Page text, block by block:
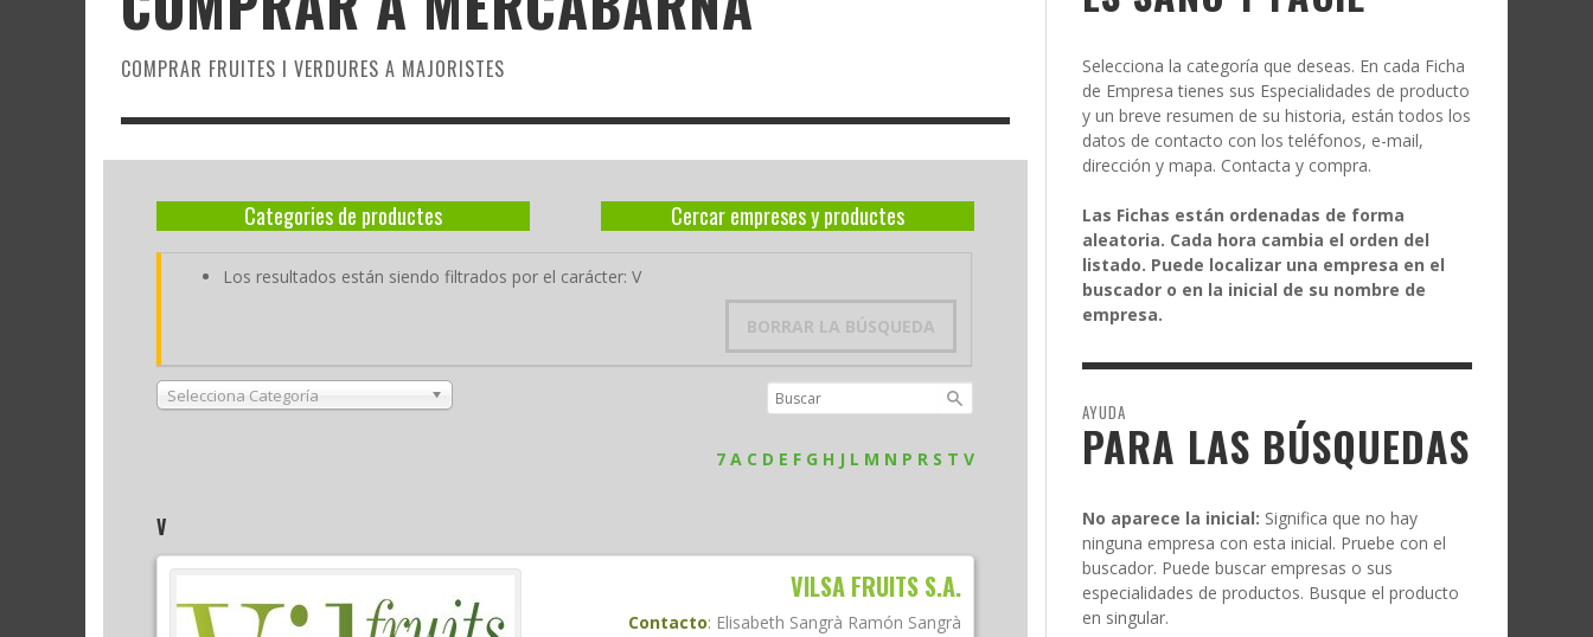
COMPRAR FRUITES I VERDURES A MAJORISTES
Categories de productes Cercar empreses y productes
Los resultados están siendo filtrados por el carácter: V
BORRAR LA BÚSQUEDA
Selecciona Categoría
7 A C D E F G H J L M N P R S T V
V
VILSA FRUITS S.A.
Contacto: Elisabeth Sangrà Ramón Sangrà
Selecciona la categoría que deseas. En cada Ficha
de Empresa tienes sus Especialidades de producto
y un breve resumen de su historia, están todos los
datos de contacto con los teléfonos, e-mail,
dirección y mapa. Contacta y compra.
Las Fichas están ordenadas de forma
aleatoria. Cada hora cambia el orden del
listado. Puede localizar una empresa en el
buscador o en la inicial de su nombre de
empresa.
AYUDA
PARA LAS BÚSQUEDAS
No aparece la inicial: Significa que no hay
ninguna empresa con esta inicial. Pruebe con el
buscador. Puede buscar empresas o sus
especialidades de productos. Busque el producto
en singular.